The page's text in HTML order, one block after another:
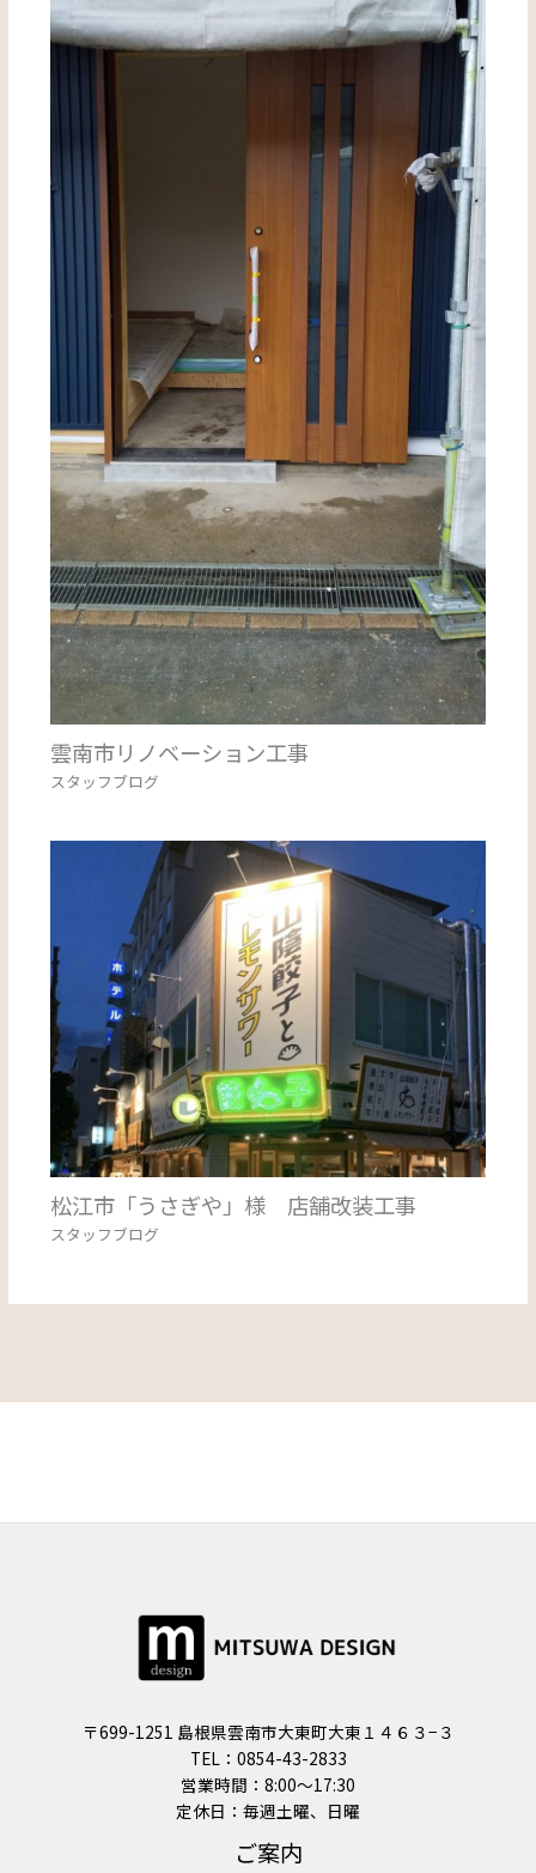
雲南市リノベーション工事
スタッフブログ
松江市「うさぎや」様 店舗改装工事
スタッフブログ
〒699-1251 島根県雲南市大東町大東１４６３−３
TEL：0854-43-2833
営業時間：8:00〜17:30
定休日：毎週土曜、日曜
ご案内